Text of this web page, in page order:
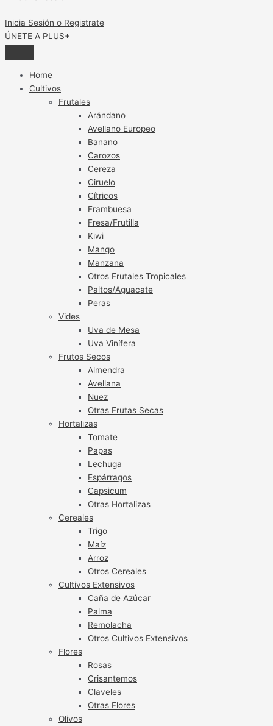
Inicia Sesión o Registrate
ÚNETE A PLUS+
Home
Cultivos
Frutales
Arándano
Avellano Europeo
Banano
Carozos
Cereza
Ciruelo
Cítricos
Frambuesa
Fresa/Frutilla
Kiwi
Mango
Manzana
Otros Frutales Tropicales
Paltos/Aguacate
Peras
Vides
Uva de Mesa
Uva Vinífera
Frutos Secos
Almendra
Avellana
Nuez
Otras Frutas Secas
Hortalizas
Tomate
Papas
Lechuga
Espárragos
Capsicum
Otras Hortalizas
Cereales
Trigo
Maíz
Arroz
Otros Cereales
Cultivos Extensivos
Caña de Azúcar
Palma
Remolacha
Otros Cultivos Extensivos
Flores
Rosas
Crisantemos
Claveles
Otras Flores
Olivos